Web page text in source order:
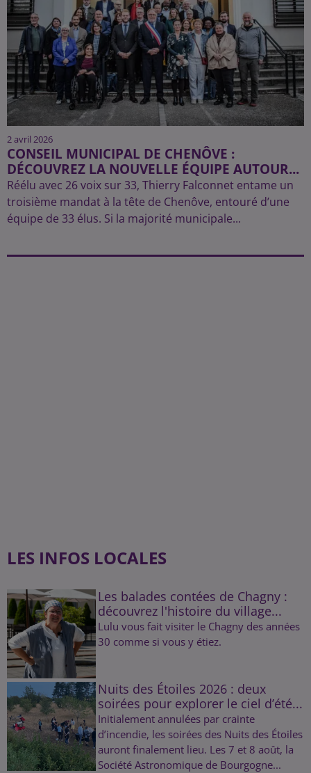
2 avril 2026
CONSEIL MUNICIPAL DE CHENÔVE :
DÉCOUVREZ LA NOUVELLE ÉQUIPE AUTOUR...
Réélu avec 26 voix sur 33, Thierry Falconnet entame un
troisième mandat à la tête de Chenôve, entouré d’une
équipe de 33 élus. Si la majorité municipale...
LES INFOS LOCALES
Les balades contées de Chagny :
découvrez l'histoire du village...
Lulu vous fait visiter le Chagny des années
30 comme si vous y étiez.
Nuits des Étoiles 2026 : deux
soirées pour explorer le ciel d’été...
Initialement annulées par crainte
d’incendie, les soirées des Nuits des Étoiles
auront finalement lieu. Les 7 et 8 août, la
Société Astronomique de Bourgogne...